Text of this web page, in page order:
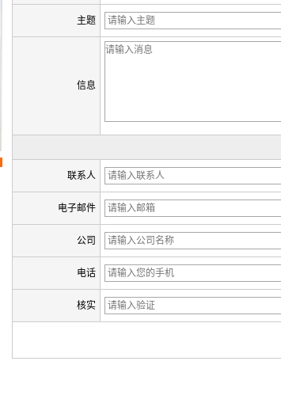
主题
信息
联系人
电子邮件
公司
电话
核实